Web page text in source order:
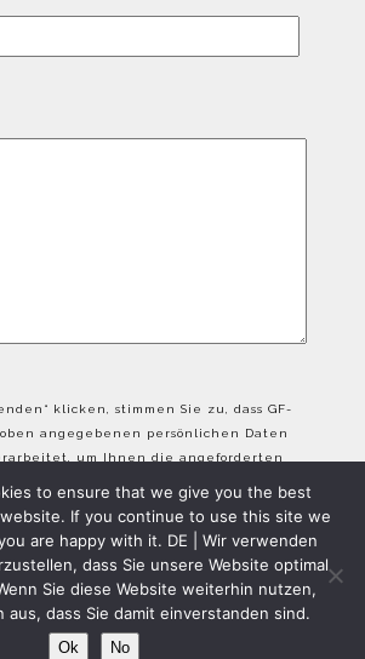
klicken, stimmen Sie zu, dass GF-
angegebenen persönlichen Daten
um Ihnen die angeforderten
2024 - All Rights Reserved
to ensure that we give you the best
If you continue to use this site we
are happy with it. DE | Wir verwenden
dass Sie unsere Website optimal
Sie diese Website weiterhin nutzen,
aus, dass Sie damit einverstanden sind.
Ok No